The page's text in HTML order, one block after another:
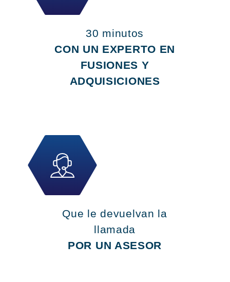
30 minutos
CON UN EXPERTO EN
FUSIONES Y
ADQUISICIONES
Que le devuelvan la
llamada
POR UN ASESOR